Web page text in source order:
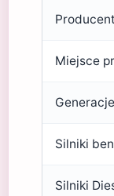
Producent
Miejsce
Generacje
Silniki
Silniki